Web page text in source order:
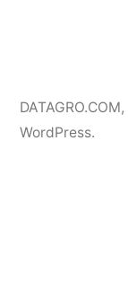
DATAGRO.COM,
WordPress.